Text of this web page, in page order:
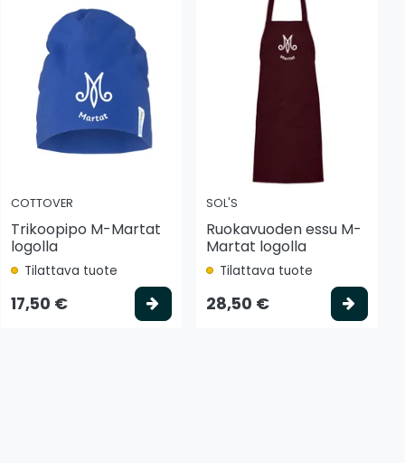
koriin
COTTOVER
Trikoopipo M-Martat
logolla
Tilattava tuote
17,50 € Valitse vaihtoehto
SOL'S
Ruokavuoden essu M-
Martat logolla
Tilattava tuote
28,50 €